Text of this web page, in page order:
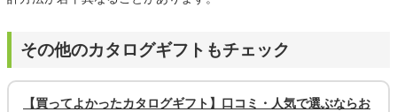
その他のカタログギフトもチェック
【買ってよかったカタログギフト】口コミ・人気で選ぶならお